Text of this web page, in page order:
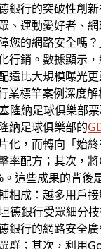
銀行的突破性創
、運動愛好者、
您的網路安全嗎
行銷。數據顯示
遠比大規模曝光
業標竿案例深度解
隆納足球俱樂部
納足球俱樂部的
化，而轉向「始
率配方；其次，
。這些成果的背後
相成：越多用戶
德銀行受眾細分
銀行的網路安全
群；其次，利用